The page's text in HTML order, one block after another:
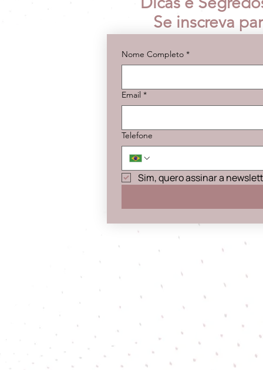
Se inscreva
Nome Completo *
Email *
Telefone
Sim, quero assinar a